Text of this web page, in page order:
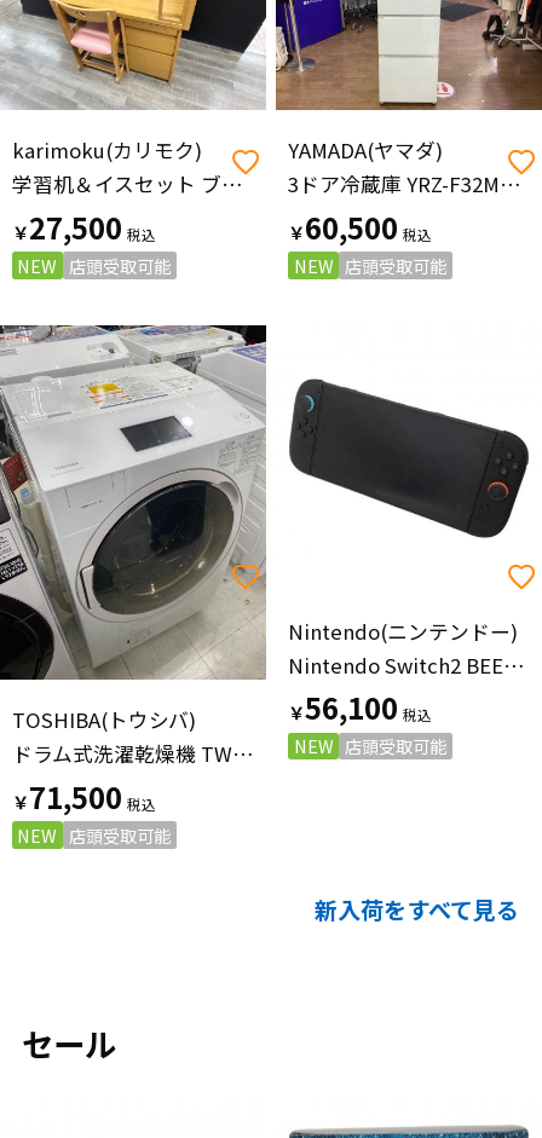
karimoku(カリモク)
学習机＆イスセット ブラウンナチュラル
￥27,500
NEW 店頭受取可能
YAMADA(ヤマダ)
3ドア冷蔵庫 YRZ-F32MW 2025年製 319L
￥60,500
NEW 店頭受取可能
TOSHIBA(トウシバ)
ドラム式洗濯乾燥機 TW-127X9 2021年製
￥71,500
NEW 店頭受取可能
Nintendo(ニンテンドー)
Nintendo Switch2 BEE-001
￥56,100
NEW 店頭受取可能
新入荷をすべて見る
セール